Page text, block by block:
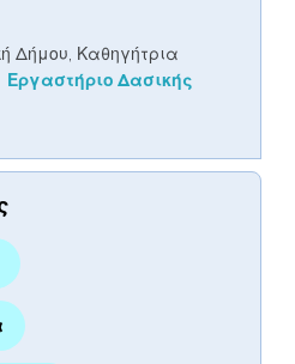
Δήμου, Καθηγήτρια
Εργαστήριο Δασικής